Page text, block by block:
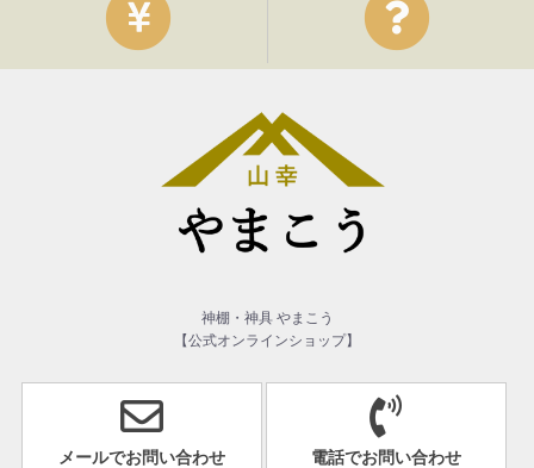
神棚・神具 やまこう
【公式オンラインショップ】
メールでお問い合わせ 電話でお問い合わせ